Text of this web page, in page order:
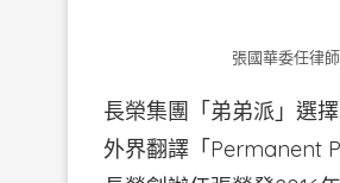
張國華委任律
長榮集團「弟弟派」選
外界翻譯「Permanent